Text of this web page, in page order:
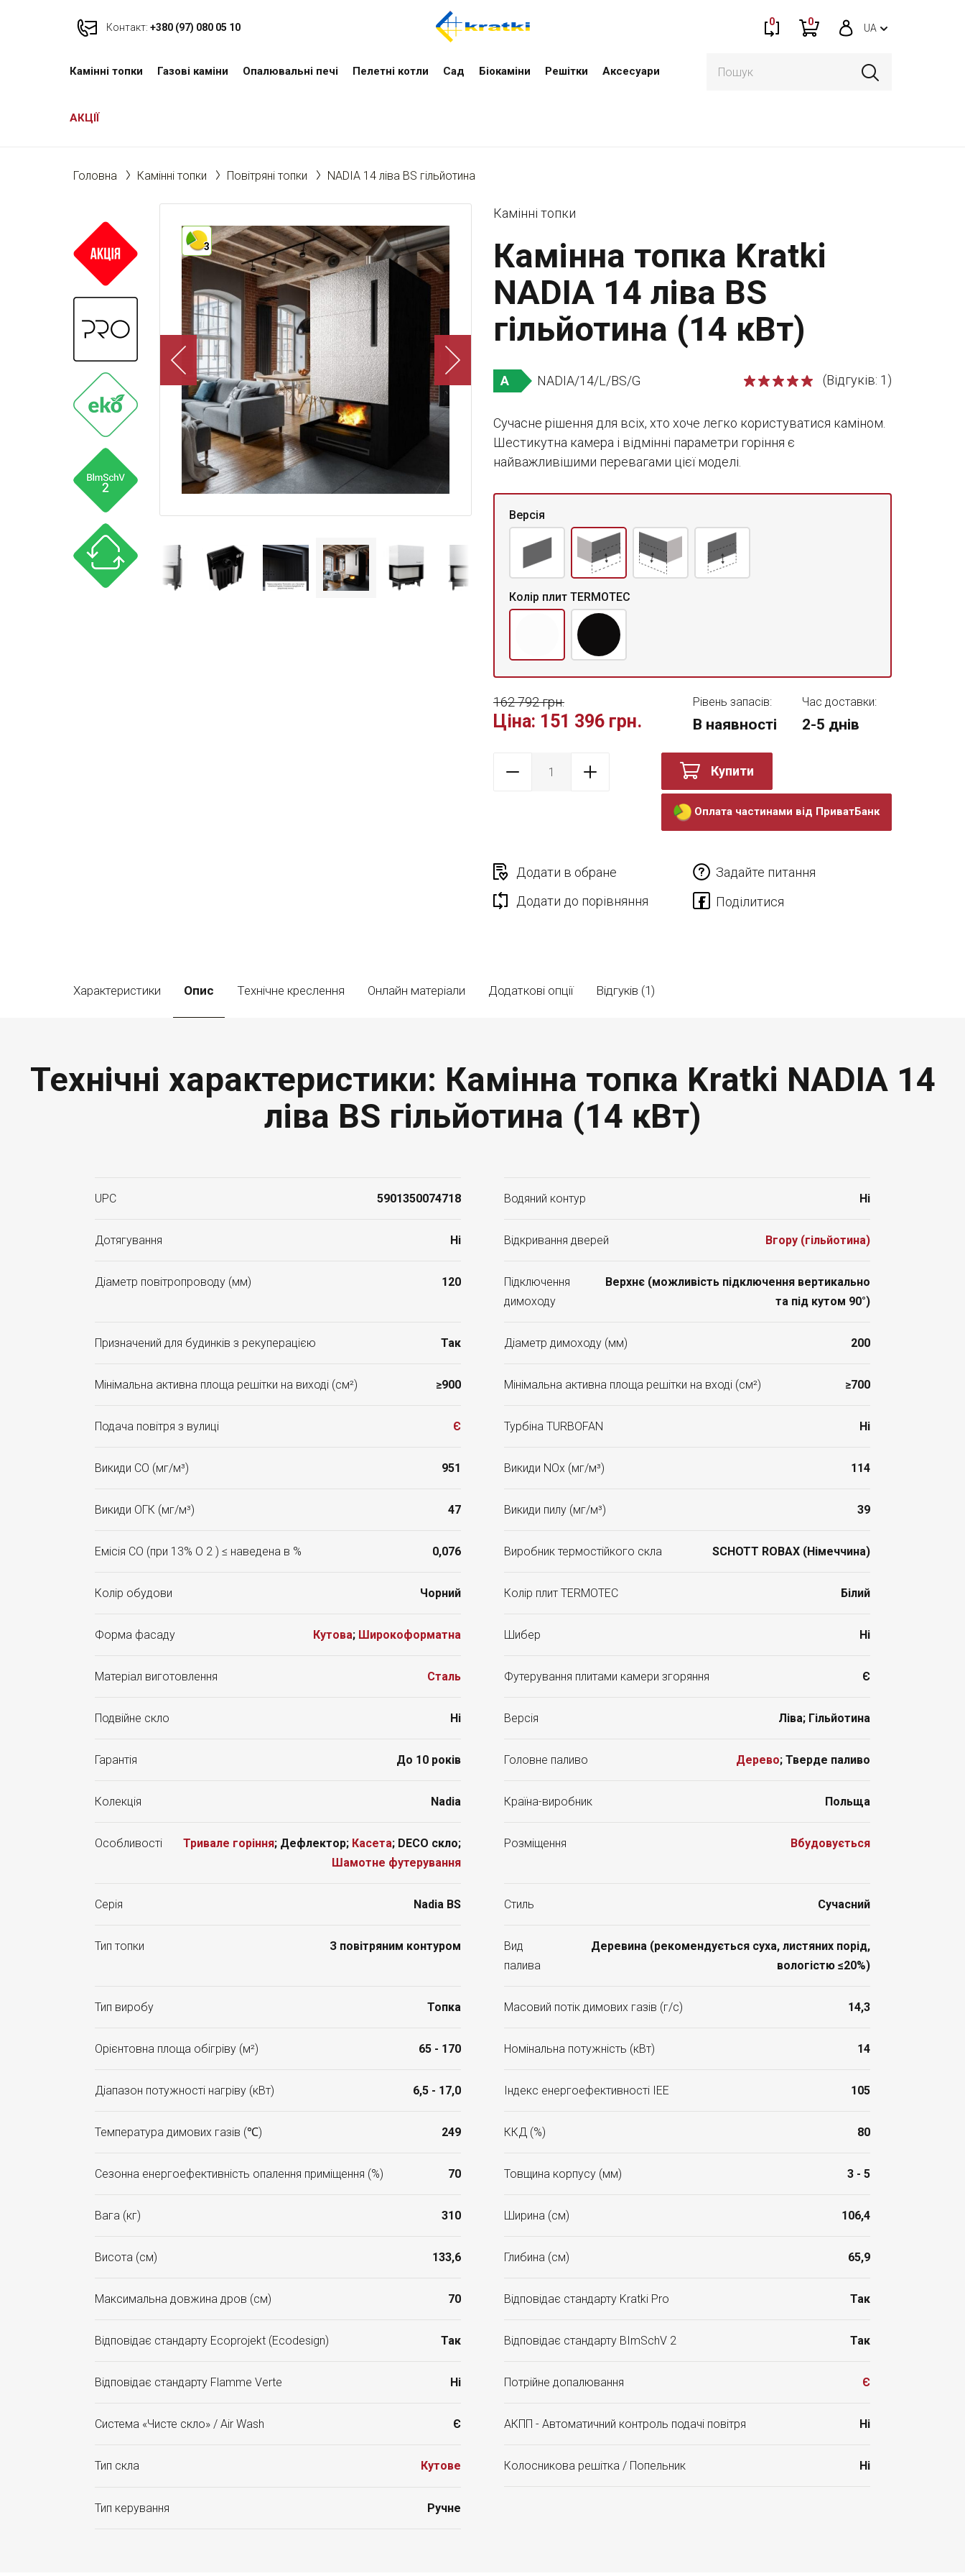
Контакт: +380 (97) 080 05 10 0 0
UA
Камінні топки Газові каміни Опалювальні печі Пелетні котли Cад Біокаміни Решітки Аксесуари
АКЦІЇ
Головна Камінні топки Повітряні топки NADIA 14 ліва BS гільйотина
3
Камінні топки
Камінна топка Kratki
NADIA 14 ліва BS
гільйотина (14 кВт)
A NADIA/14/L/BS/G (Відгуків: 1)
Сучасне рішення для всіх, хто хоче легко користуватися каміном.
Шестикутна камера і відмінні параметри горіння є
найважливішими перевагами цієї моделі.
Версія
Колір плит TERMOTEC
Ціна: 151 396 грн.
162 792 грн. Рівень запасів:
В наявності
Час доставки:
2-5 днів
Купити
Оплата частинами від ПриватБанк
Додати в обране
Задайте питання
Додати до порівняння
Характеристики Опис Технічне креслення Онлайн матеріали Додаткові опції Відгуків (1)
Технічні характеристики: Камінна топка Kratki NADIA 14
ліва BS гільйотина (14 кВт)
UPC 5901350074718 Водяний контур Ні
Дотягування Ні Відкривання дверей Вгору (гільйотина)
Діаметр повітропроводу (мм) 120
Підключення
димоходу
Верхнє (можливість підключення вертикально
та під кутом 90°)
Призначений для будинків з рекуперацією Так Діаметр димоходу (мм) 200
Мінімальна активна площа решітки на виході (см²) ≥900 Мінімальна активна площа решітки на вході (см²) ≥700
Подача повітря з вулиці Є Турбіна TURBOFAN Ні
Викиди CO (мг/м³) 951 Викиди NOx (мг/м³) 114
Викиди ОГК (мг/м³) 47 Викиди пилу (мг/м³) 39
Емісія CO (при 13% O 2 ) ≤ наведена в % 0,076 Виробник термостійкого скла SCHOTT ROBAX (Німеччина)
Колір обудови Чорний Колір плит TERMOTEC Білий
Форма фасаду Кутова; Широкоформатна Шибер Ні
Матеріал виготовлення Сталь Футерування плитами камери згоряння Є
Подвійне скло Ні Версія Ліва; Гільйотина
Гарантія До 10 років Головне паливо Дерево; Тверде паливо
Колекція Nadia Країна-виробник Польща
Особливості Тривале горіння; Дефлектор; Касета; DECO скло;
Шамотне футерування
Розміщення Вбудовується
Серія Nadia BS Стиль Сучасний
Тип топки З повітряним контуром
Вид
палива
Деревина (рекомендується суха, листяних порід,
вологістю ≤20%)
Тип виробу Топка Масовий потік димових газів (г/с) 14,3
Орієнтовна площа обігріву (м²) 65 - 170 Номінальна потужність (кВт) 14
Діапазон потужності нагріву (кВт) 6,5 - 17,0 Індекс енергоефективності ІЕЕ 105
Температура димових газів (℃) 249 ККД (%) 80
Сезонна енергоефективність опалення приміщення (%) 70 Товщина корпусу (мм) 3 - 5
Вага (кг) 310 Ширина (см) 106,4
Висота (см) 133,6 Глибина (см) 65,9
Максимальна довжина дров (см) 70 Відповідає стандарту Kratki Pro Так
Відповідає стандарту Ecoprojekt (Ecodesign) Так Відповідає стандарту BImSchV 2 Так
Відповідає стандарту Flamme Verte Ні Потрійне допалювання Є
Система «Чисте скло» / Air Wash Є АКПП - Автоматичний контроль подачі повітря Ні
Тип скла Кутове Колосникова решітка / Попельник Ні
Тип керування Ручне